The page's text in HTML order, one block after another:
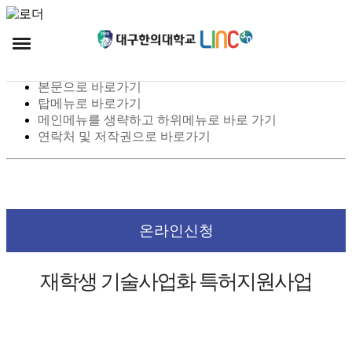
스킵 네비게이션
본문으로 바로가기
탑메뉴로 바로가기
메인메뉴를 생략하고 하위메뉴로 바로 가기
연락처 및 저작권으로 바로가기
온라인신청
재학생 기술사업화 특허지원사업